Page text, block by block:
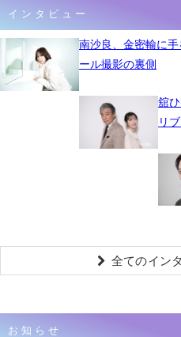
インタビュー
南沙良、金密輸に
ール撮影の裏側
舘
リ
全てのイン
お知らせ